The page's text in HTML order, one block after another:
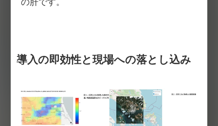
導入の即効性と現場への落とし込み